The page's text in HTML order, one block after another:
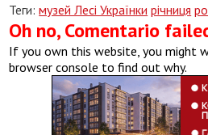
Теги:музей Лесі Українки річниця
Oh no, Comentario
If you own this website, you might
browser console to find out why.